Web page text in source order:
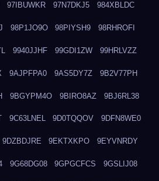
97IBUWKR 97N7DKJ5 984XBLDC
98P1JO9O 98PIYSH9 98RHROFI
9940JJHF 99GDI1ZW 99HRLVZZ
9AJPFPA0 9AS5DY7Z 9B2V77PH
9BGYPM4O 9BIRO8AZ 9BJ6RL38
9C63LNEL 9D0TQQOV 9DFN8WE0
9DZBDJRE 9EKTXKPO 9EYVNRDY
9G68DG08 9GPGCFCS 9GSLIJ08